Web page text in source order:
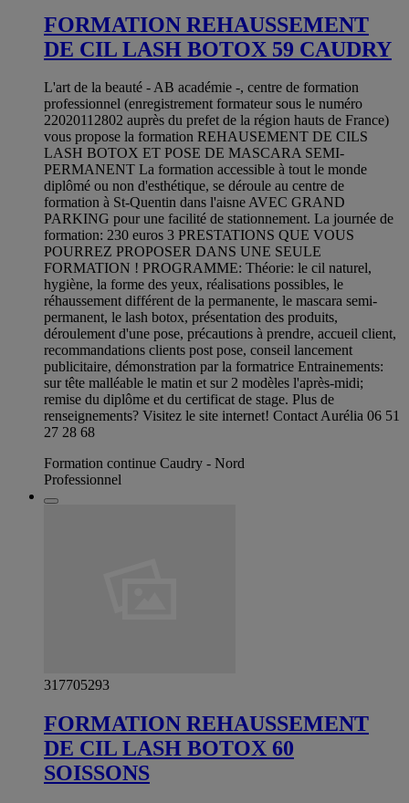
FORMATION REHAUSSEMENT
DE CIL LASH BOTOX 59 CAUDRY
L'art de la beauté - AB académie -, centre de formation
professionnel (enregistrement formateur sous le numéro
22020112802 auprès du prefet de la région hauts de France)
vous propose la formation REHAUSEMENT DE CILS
LASH BOTOX ET POSE DE MASCARA SEMI-
PERMANENT La formation accessible à tout le monde
diplômé ou non d'esthétique, se déroule au centre de
formation à St-Quentin dans l'aisne AVEC GRAND
PARKING pour une facilité de stationnement. La journée de
formation: 230 euros 3 PRESTATIONS QUE VOUS
POURREZ PROPOSER DANS UNE SEULE
FORMATION ! PROGRAMME: Théorie: le cil naturel,
hygiène, la forme des yeux, réalisations possibles, le
réhaussement différent de la permanente, le mascara semi-
permanent, le lash botox, présentation des produits,
déroulement d'une pose, précautions à prendre, accueil client,
recommandations clients post pose, conseil lancement
publicitaire, démonstration par la formatrice Entrainements:
sur tête malléable le matin et sur 2 modèles l'après-midi;
remise du diplôme et du certificat de stage. Plus de
renseignements? Visitez le site internet! Contact Aurélia 06 51
27 28 68
Formation continue Caudry - Nord
Professionnel
317705293
FORMATION REHAUSSEMENT
DE CIL LASH BOTOX 60
SOISSONS